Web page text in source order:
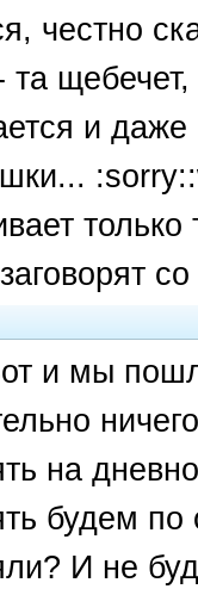
честно
и даже
и мы
на
будем
И не